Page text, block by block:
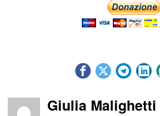
Giulia Malighetti